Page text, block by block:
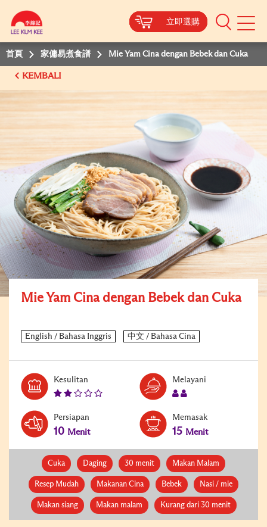
立即選購
Mobile
立即選購
立即選購
立即選購
首頁 家傭易煮食譜 Mie Yam Cina dengan Bebek dan Cuka
KEMBALI
Mie Yam Cina dengan Bebek dan Cuka
Kesulitan Melayani
Persiapan
10 Menit
Memasak
15 Menit
Cuka Daging 30 menit Makan Malam
Resep Mudah Makanan Cina Bebek Nasi / mie
Makan siang Makan malam Kurang dari 30 menit